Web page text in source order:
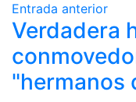
Entrada anterior
Verdadera
"hermanos